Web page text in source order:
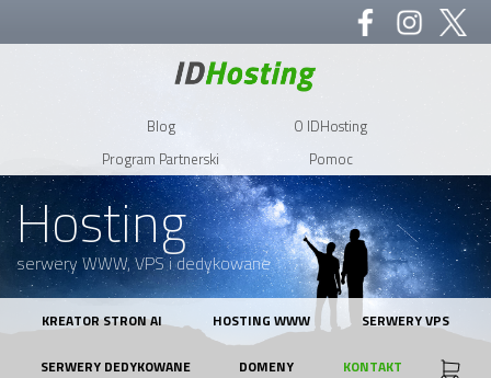
Blog
O IDHosting
Program Partnerski
Pomoc
Hosting
serwery WWW, VPS i dedykowane
KREATOR STRON AI HOSTING WWW SERWERY VPS
SERWERY DEDYKOWANE DOMENY KONTAKT